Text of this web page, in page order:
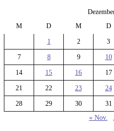
M
D M D
1 2 3
7 8 9 10
14 15 16 17
21 22 23 24
28 29 30
31
« Nov.